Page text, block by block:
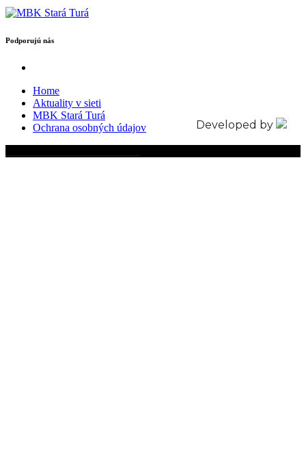
Podporujú nás
Home
Aktuality v sieti
MBK Stará Turá
Ochrana osobných údajov
Developed by